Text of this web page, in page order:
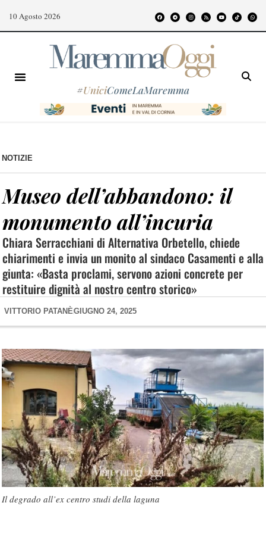
10 Agosto 2026
#UniciComeLaMaremma
NOTIZIE
Museo dell’abbandono: il
monumento all’incuria
Chiara Serracchiani di Alternativa Orbetello, chiede
chiarimenti e invia un monito al sindaco Casamenti e alla
giunta: «Basta proclami, servono azioni concrete per
restituire dignità al nostro centro storico»
VITTORIO PATANÈGIUGNO 24, 2025
Il degrado all’ex centro studi della laguna